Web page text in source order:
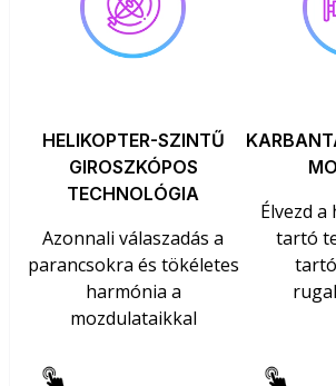
HELIKOPTER-SZINTŰ
GIROSZKÓPOS
TECHNOLÓGIA
Azonnali válaszadás a
parancsokra és tökéletes
harmónia a
mozdulataikkal
Élvezd
tartó